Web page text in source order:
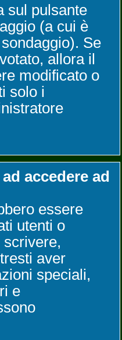
sul pulsante
(a cui è
Se
allora il
modificato o
solo i
accedere ad
essere
utenti o
aver
speciali,
e